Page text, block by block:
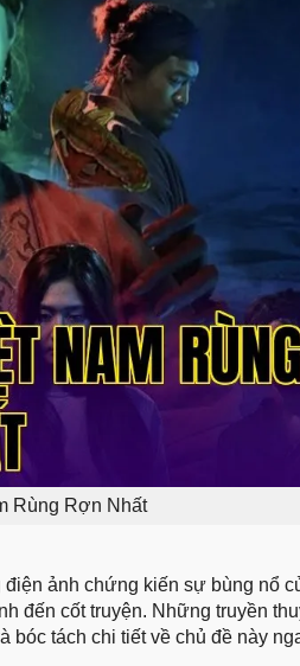
Rùng Rợn Nhất
ảnh chứng kiến sự bùng nổ
đến cốt truyện. Những truyền
bóc tách chi tiết về chủ đề này